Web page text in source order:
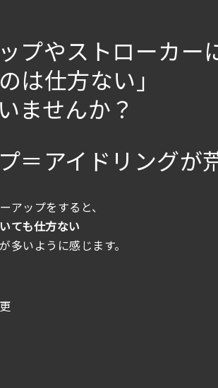
ップやストローカ
は仕方ない」
ませんか？
＝アイドリングが
アップをすると、
ても仕方ない
多いように感じます。